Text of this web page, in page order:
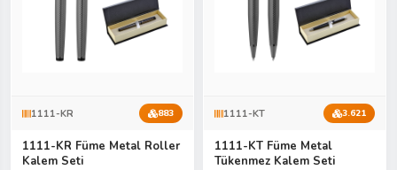
1111-KR 883
1111-KR Füme Metal Roller
Kalem Seti
1111-KT 3.621
1111-KT Füme Metal
Tükenmez Kalem Seti